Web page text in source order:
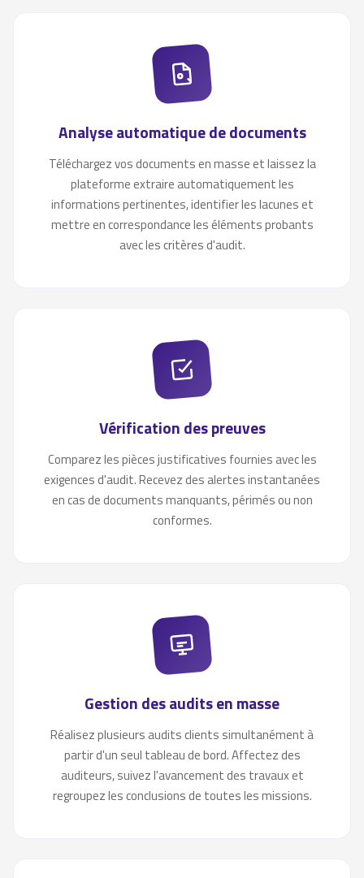
Analyse automatique de documents
Téléchargez vos documents en masse et laissez la
plateforme extraire automatiquement les
informations pertinentes, identifier les lacunes et
mettre en correspondance les éléments probants
avec les critères d'audit.
Vérification des preuves
Comparez les pièces justificatives fournies avec les
exigences d'audit. Recevez des alertes instantanées
en cas de documents manquants, périmés ou non
conformes.
Gestion des audits en masse
Réalisez plusieurs audits clients simultanément à
partir d'un seul tableau de bord. Affectez des
auditeurs, suivez l'avancement des travaux et
regroupez les conclusions de toutes les missions.